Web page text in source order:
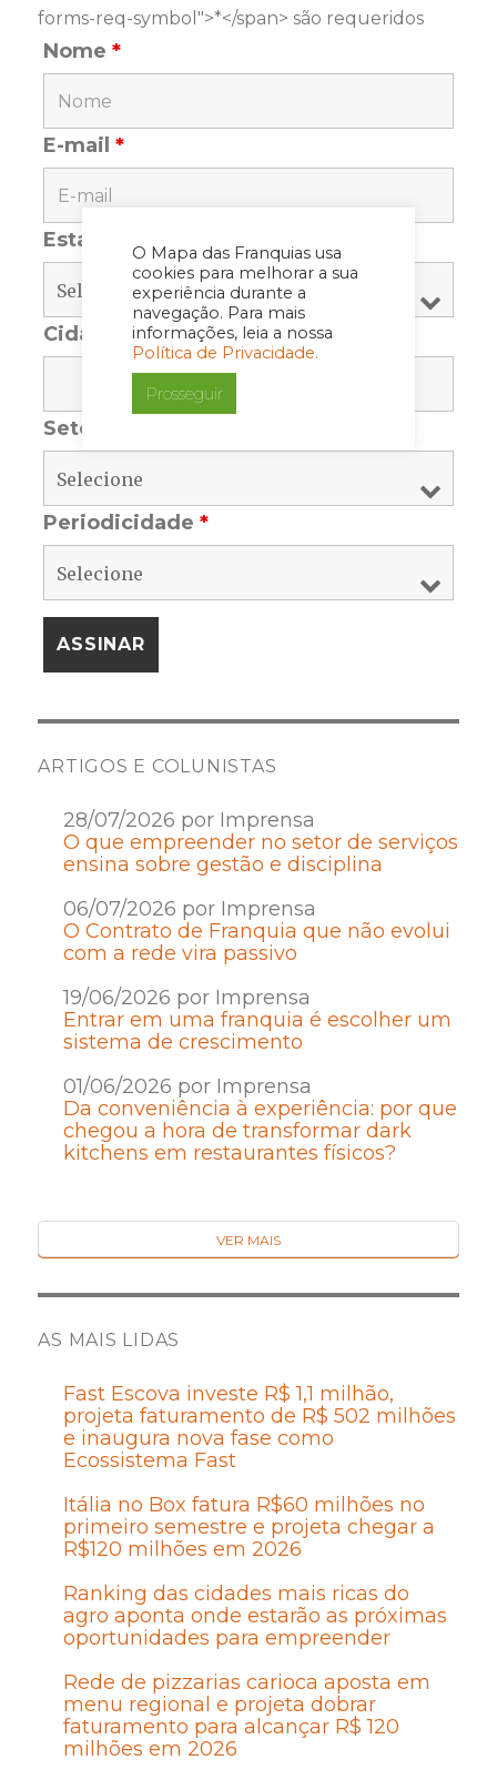
O Mapa das Franquias usa
cookies para melhorar a sua
experiência durante a
navegação. Para mais
informações, leia a nossa
Política de Privacidade.
Prosseguir
forms-req-symbol">*</span> são requeridos
Nome*
E-mail*
Estado
Cidade *
Setor
Periodicidade*
ARTIGOS E COLUNISTAS
28/07/2026 por Imprensa
O que empreender no setor de serviços
ensina sobre gestão e disciplina
06/07/2026 por Imprensa
O Contrato de Franquia que não evolui
com a rede vira passivo
19/06/2026 por Imprensa
Entrar em uma franquia é escolher um
sistema de crescimento
01/06/2026 por Imprensa
Da conveniência à experiência: por que
chegou a hora de transformar dark
kitchens em restaurantes físicos?
VER MAIS
AS MAIS LIDAS
Fast Escova investe R$ 1,1 milhão,
projeta faturamento de R$ 502 milhões
e inaugura nova fase como
Ecossistema Fast
Itália no Box fatura R$60 milhões no
primeiro semestre e projeta chegar a
R$120 milhões em 2026
Ranking das cidades mais ricas do
agro aponta onde estarão as próximas
oportunidades para empreender
Rede de pizzarias carioca aposta em
menu regional e projeta dobrar
faturamento para alcançar R$ 120
milhões em 2026